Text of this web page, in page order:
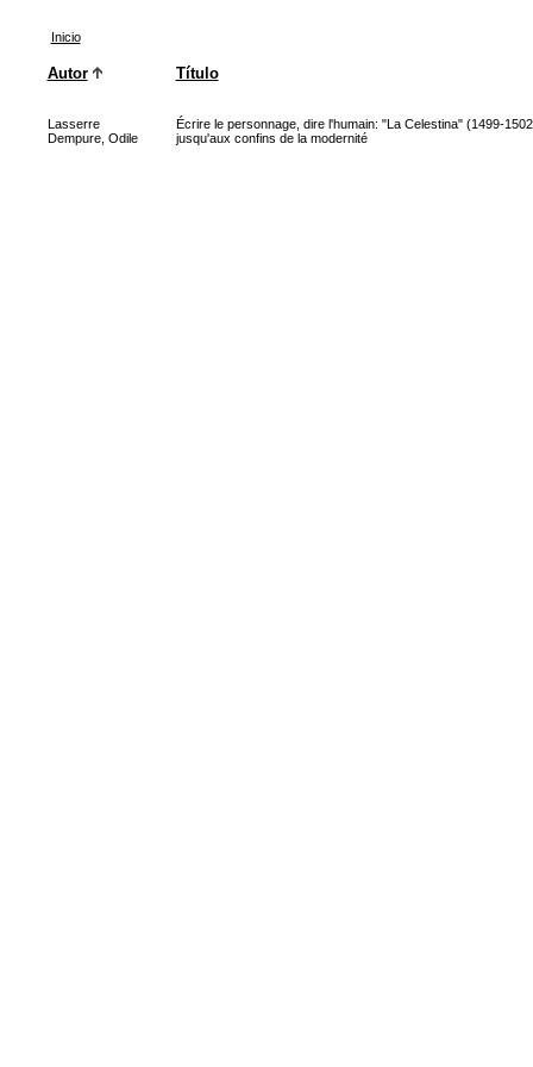
Inicio
Autor Título
Lasserre
Dempure, Odile
Écrire le personnage, dire l'humain: "La Celestina" (1499-
jusqu'aux confins de la modernité